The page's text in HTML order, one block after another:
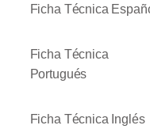
Ficha Técnica
Ficha Técnica
Portugués
Ficha Técnica Inglés